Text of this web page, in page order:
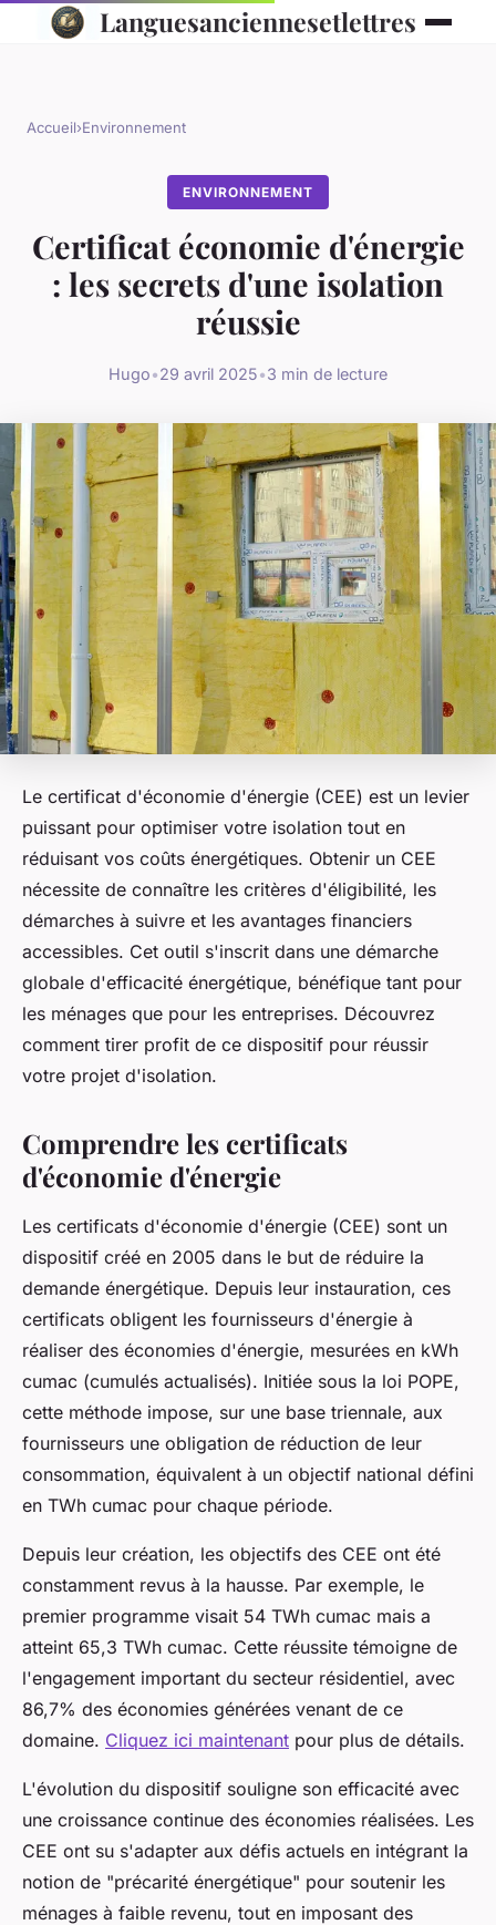
Languesanciennesetlettres
Accueil›Environnement
ENVIRONNEMENT
Certificat économie d'énergie
: les secrets d'une isolation
réussie
Hugo•29 avril 2025•3 min de lecture
Le certificat d'économie d'énergie (CEE) est un levier
puissant pour optimiser votre isolation tout en
réduisant vos coûts énergétiques. Obtenir un CEE
nécessite de connaître les critères d'éligibilité, les
démarches à suivre et les avantages financiers
accessibles. Cet outil s'inscrit dans une démarche
globale d'efficacité énergétique, bénéfique tant pour
les ménages que pour les entreprises. Découvrez
comment tirer profit de ce dispositif pour réussir
votre projet d'isolation.
Comprendre les certificats
d'économie d'énergie
Les certificats d'économie d'énergie (CEE) sont un
dispositif créé en 2005 dans le but de réduire la
demande énergétique. Depuis leur instauration, ces
certificats obligent les fournisseurs d'énergie à
réaliser des économies d'énergie, mesurées en kWh
cumac (cumulés actualisés). Initiée sous la loi POPE,
cette méthode impose, sur une base triennale, aux
fournisseurs une obligation de réduction de leur
consommation, équivalent à un objectif national défini
en TWh cumac pour chaque période.
Depuis leur création, les objectifs des CEE ont été
constamment revus à la hausse. Par exemple, le
premier programme visait 54 TWh cumac mais a
atteint 65,3 TWh cumac. Cette réussite témoigne de
l'engagement important du secteur résidentiel, avec
86,7% des économies générées venant de ce
domaine. Cliquez ici maintenant pour plus de détails.
L'évolution du dispositif souligne son efficacité avec
une croissance continue des économies réalisées. Les
CEE ont su s'adapter aux défis actuels en intégrant la
notion de "précarité énergétique" pour soutenir les
ménages à faible revenu, tout en imposant des